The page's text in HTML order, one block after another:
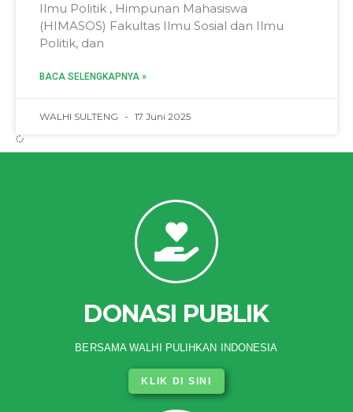
Ilmu Politik , Himpunan Mahasiswa
(HIMASOS) Fakultas Ilmu Sosial dan Ilmu
Politik, dan
BACA SELENGKAPNYA »
WALHI SULTENG 17 Juni 2025
DONASI PUBLIK
BERSAMA WALHI PULIHKAN INDONESIA
KLIK DI SINI